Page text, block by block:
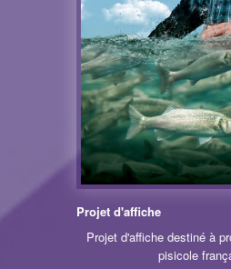
Projet d'affiche
Projet d'affiche destiné à
pisicole